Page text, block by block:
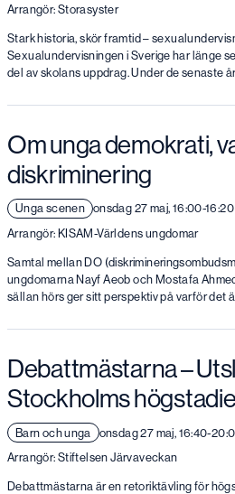
Arrangör: Storasyster
Stark historia, skör framtid –
Sexualundervisningen i Sverige har länge
del av skolans uppdrag. Under de senaste
Om unga demokrati,
diskriminering
Unga scenen onsdag 27 maj, 16:00-16:20
Arrangör: KISAM-Världens ungdomar
Samtal mellan DO
ungdomarna Nayf Aeob och Mostafa
sällan hörs ger sitt perspektiv på varför det
Debattmästarna –
Stockholms
Barn och unga onsdag 27 maj, 16:40-
Arrangör: Stiftelsen Järvaveckan
Debattmästarna är en retoriktävling för